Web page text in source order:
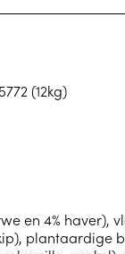
(12kg)
en 4% haver),
plantaardige